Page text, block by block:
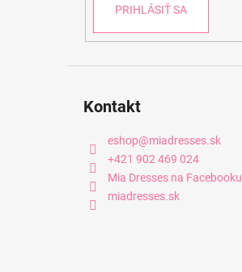
PRIHLÁSIŤ SA
Kontakt
eshop@miadresses.sk
+421 902 469 024
Mia Dresses na Facebooku
miadresses.sk